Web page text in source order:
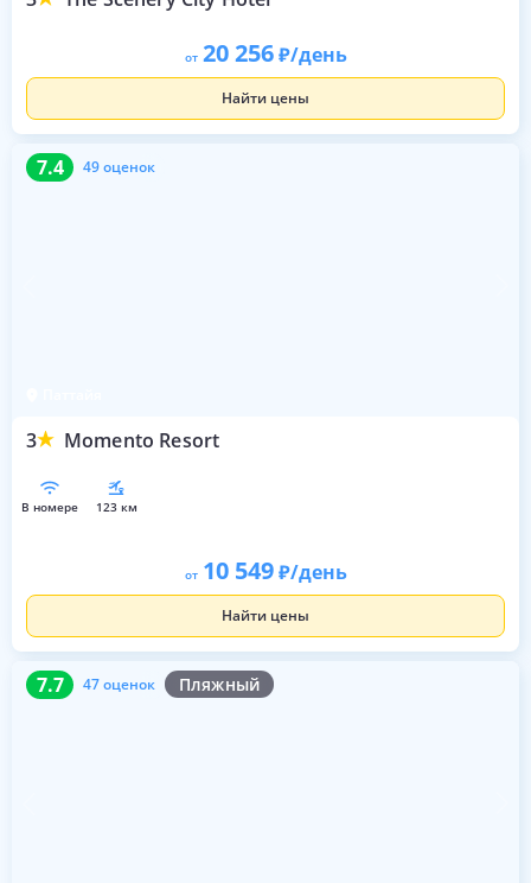
от 20 256 /день
Найти цены
7.4 49 оценок
3 Momento Resort
7.4 49 оценок
в номере 123 км
от 10 549 /день
Найти цены
7.7 47 оценок Пляжный
7.7 47 оценок